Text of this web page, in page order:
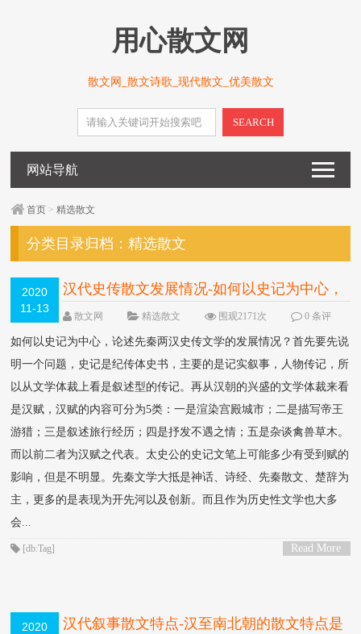
用心散文网
散文网_散文诗歌_现代散文_优美散文
SEARCH
网站导航
首页 >精选散文
分类目录归档：精选散文
2020
11-13
汉代史传散文发展情况-如何以史记为中心，
论述先秦两汉史传文学的发展情况？ NEW
散文网 精选散文 围观2171次
0 条评
如何以史记为中心，论述先秦两汉史传文学的发展情况？首先要先说
明一个问题，史记是纪传体史书，主要的是记实叙事，人物传记，所
以从文学体裁上看是叙述型的传记。再从汉朝的兴盛的文学体裁来看
是汉赋，汉赋的内容可分为5类：一是渲染宫殿城市；二是描写帝王
游猎；三是叙述旅行经历；四是抒发不遇之情；五是杂谈禽兽草木。
而以前二者为汉赋之代表。太史公的史记文笔上可能多少有受到赋的
影响，但是不明显。先秦文学大抵是神话、诗经、先秦散文、楚辞为
主，更多的是表现为开先河以及创新。而且作为历史性文学也大多
会...
Read More
[db:Tag]
2020
汉代叙事散文特点-汉至南北朝的散文特点是